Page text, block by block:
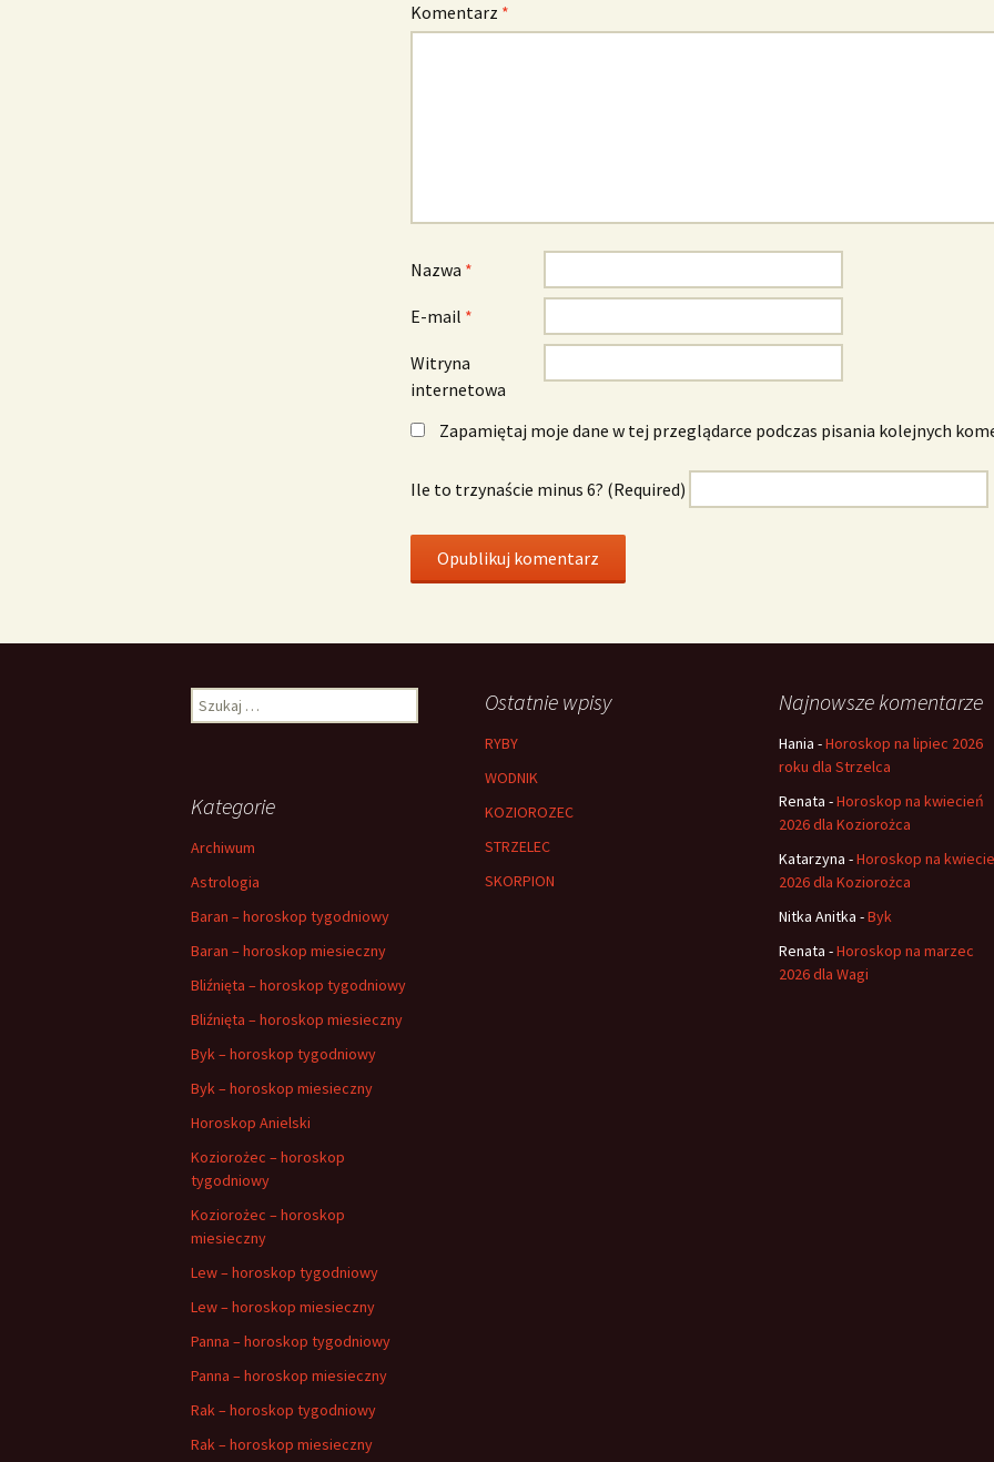
Komentarz *
Nazwa *
E-mail *
Witryna
internetowa
Zapamiętaj moje dane w tej przeglądarce podczas pisania kolejnych
Ile to trzynaście minus 6? (Required)
Szukaj: Ostatnie wpisy
RYBY
WODNIK
KOZIOROZEC
STRZELEC
SKORPION
Najnowsze komentarze
Hania -Horoskop na lipiec 2026
roku dla Strzelca
Renata -Horoskop na kwiecień
2026 dla Koziorożca
Katarzyna -Horoskop na
2026 dla Koziorożca
Nitka Anitka -Byk
Renata -Horoskop na marzec
2026 dla Wagi
Kategorie
Archiwum
Astrologia
Baran – horoskop tygodniowy
Baran – horoskop miesieczny
Bliźnięta – horoskop tygodniowy
Bliźnięta – horoskop miesieczny
Byk – horoskop tygodniowy
Byk – horoskop miesieczny
Horoskop Anielski
Koziorożec – horoskop
tygodniowy
Koziorożec – horoskop
miesieczny
Lew – horoskop tygodniowy
Lew – horoskop miesieczny
Panna – horoskop tygodniowy
Panna – horoskop miesieczny
Rak – horoskop tygodniowy
Rak – horoskop miesieczny